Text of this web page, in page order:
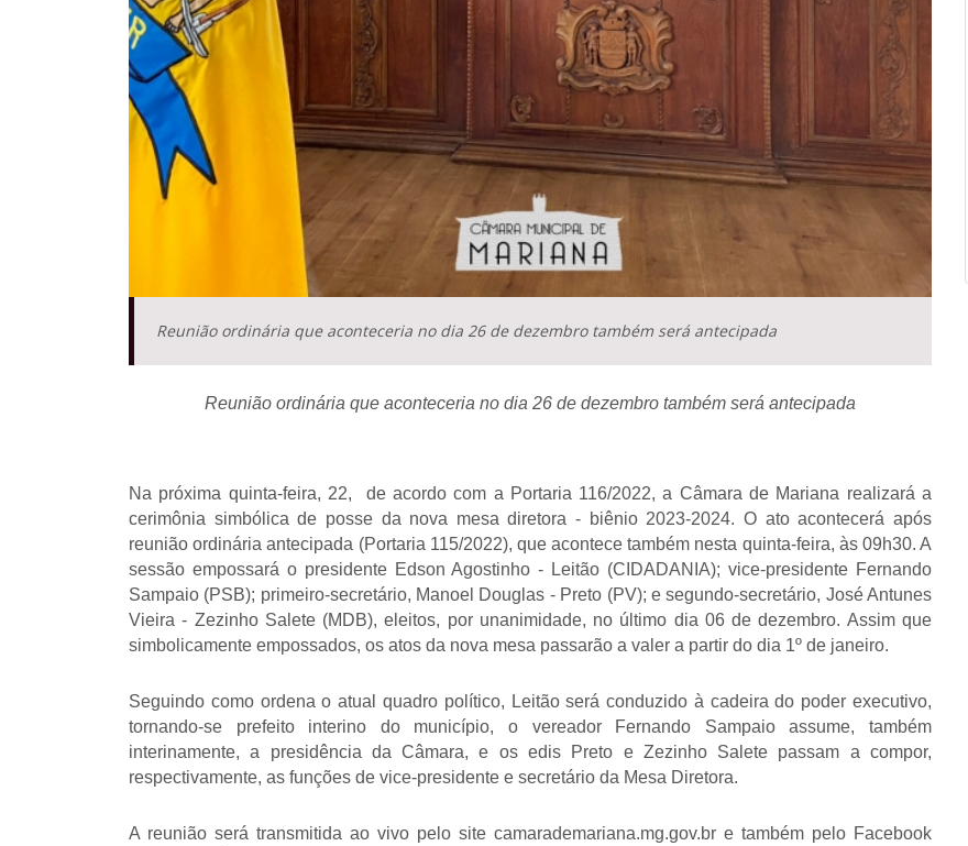
Reunião ordinária que aconteceria no dia 26 de dezembro também será antecipada
Reunião ordinária que aconteceria no dia 26 de dezembro também será antecipada
Na próxima quinta-feira, 22,  de acordo com a Portaria 116/2022, a Câmara de Mariana realizará a
cerimônia simbólica de posse da nova mesa diretora - biênio 2023-2024. O ato acontecerá após
reunião ordinária antecipada (Portaria 115/2022), que acontece também nesta quinta-feira, às 09h30. A
sessão empossará o presidente Edson Agostinho - Leitão (CIDADANIA); vice-presidente Fernando
Sampaio (PSB); primeiro-secretário, Manoel Douglas - Preto (PV); e segundo-secretário, José Antunes
Vieira - Zezinho Salete (MDB), eleitos, por unanimidade, no último dia 06 de dezembro. Assim que
simbolicamente empossados, os atos da nova mesa passarão a valer a partir do dia 1º de janeiro.
Seguindo como ordena o atual quadro político, Leitão será conduzido à cadeira do poder executivo,
tornando-se prefeito interino do município, o vereador Fernando Sampaio assume, também
interinamente, a presidência da Câmara, e os edis Preto e Zezinho Salete passam a compor,
respectivamente, as funções de vice-presidente e secretário da Mesa Diretora.
A reunião será transmitida ao vivo pelo site camarademariana.mg.gov.br e também pelo Facebook